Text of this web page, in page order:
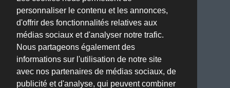
personnaliser le contenu et les annonces,
d'offrir des fonctionnalités relatives aux
médias sociaux et d'analyser notre trafic.
Nous partageons également des
informations sur l'utilisation de notre site
avec nos partenaires de médias sociaux, de
publicité et d'analyse, qui peuvent combiner
Adresse :
ZA BOISSIERE - Avenue de l'Industrie - 34820 TEYRAN
(Montpellier, 34)
Téléphone :
04 67 70 61 22
Email :